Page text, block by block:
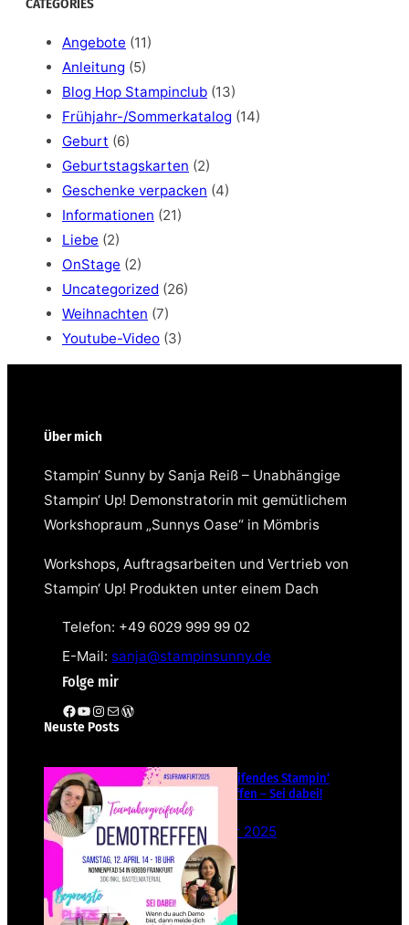
CATEGORIES
Angebote (11)
Anleitung (5)
Blog Hop Stampinclub (13)
Frühjahr-/Sommerkatalog (14)
Geburt (6)
Geburtstagskarten (2)
Geschenke verpacken (4)
Informationen (21)
Liebe (2)
OnStage (2)
Uncategorized (26)
Weihnachten (7)
Youtube-Video (3)
Über mich
Stampin‘ Sunny by Sanja Reiß – Unabhängige
Stampin‘ Up! Demonstratorin mit gemütlichem
Workshopraum „Sunnys Oase“ in Mömbris
Workshops, Auftragsarbeiten und Vertrieb von
Stampin‘ Up! Produkten unter einem Dach
Telefon: +49 6029 999 99 02
E-Mail: sanja@stampinsunny.de
Folge mir
Facebook YouTube Instagram E-Mail WordPress
Neuste Posts
Teamübergreifendes Stampin‘
Up! Demotreffen – Sei dabei!
26. Februar 2025